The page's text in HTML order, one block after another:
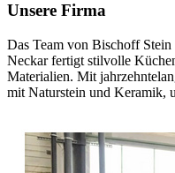
Unsere Firma
Das Team von Bischoff
Neckar fertigt stilvolle
Materialien. Mit
mit Naturstein und Keramik,